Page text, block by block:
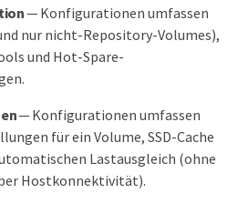
— Konfigurationen umfassen
nur nicht-Repository-Volumes),
und Hot-Spare-
— Konfigurationen umfassen
für ein Volume, SSD-Cache
Lastausgleich (ohne
Hostkonnektivität).